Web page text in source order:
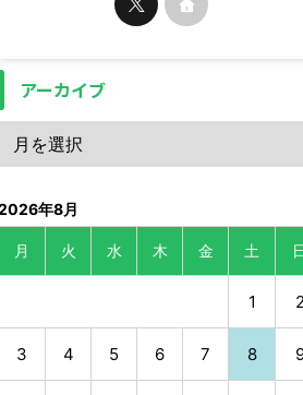
アーカイブ
年8月
月 火 水 木 金 土
1 2
3 4 5 6 7 8